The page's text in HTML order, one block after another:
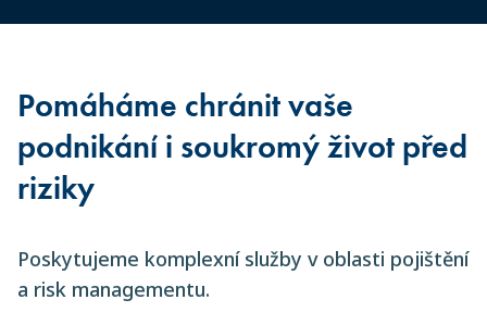
Pomáháme chránit vaše
podnikání i soukromý život před
riziky
Poskytujeme komplexní služby v oblasti pojištění
a risk managementu.